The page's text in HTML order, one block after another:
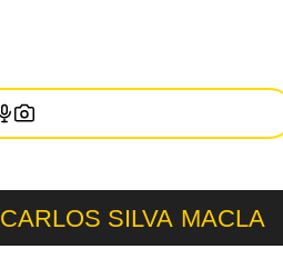
CARLOS SILVA MACLA